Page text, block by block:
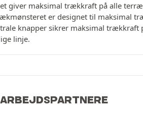
giver maksimal trækkraft på alle
er designet til maksimal
knapper sikrer maksimal trækkraft
linje.